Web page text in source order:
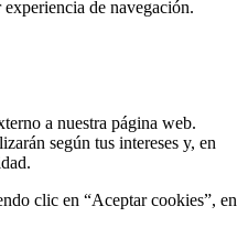
de navegación.
a nuestra página web.
según tus intereses y, en
clic en “Aceptar cookies”, en